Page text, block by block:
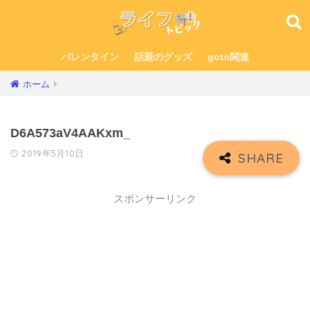
バレンタイン 話題のグッズ goto関連
ホーム
D6A573aV4AAKxm_
2019年5月10日
スポンサーリンク